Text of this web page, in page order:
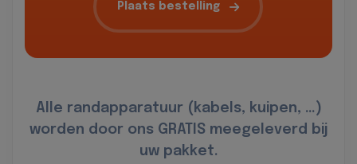
Plaats bestelling
Alle randapparatuur (kabels, kuipen, …)
worden door ons GRATIS meegeleverd bij
uw pakket.